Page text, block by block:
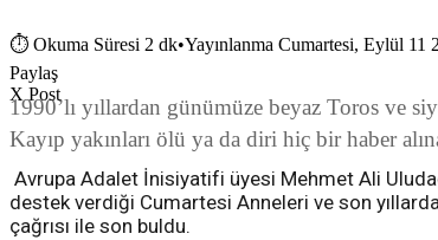
⏱ Okuma Süresi 2 dk•Yayınlanma Cumartesi, Eylül 11
Paylaş
X Post
1990’lı yıllardan günümüze beyaz Toros ve
Kayıp yakınları ölü ya da diri hiç bir haber
Avrupa Adalet İnisiyatifi üyesi Mehmet Ali
destek verdiği Cumartesi Anneleri ve son
çağrısı ile son buldu.